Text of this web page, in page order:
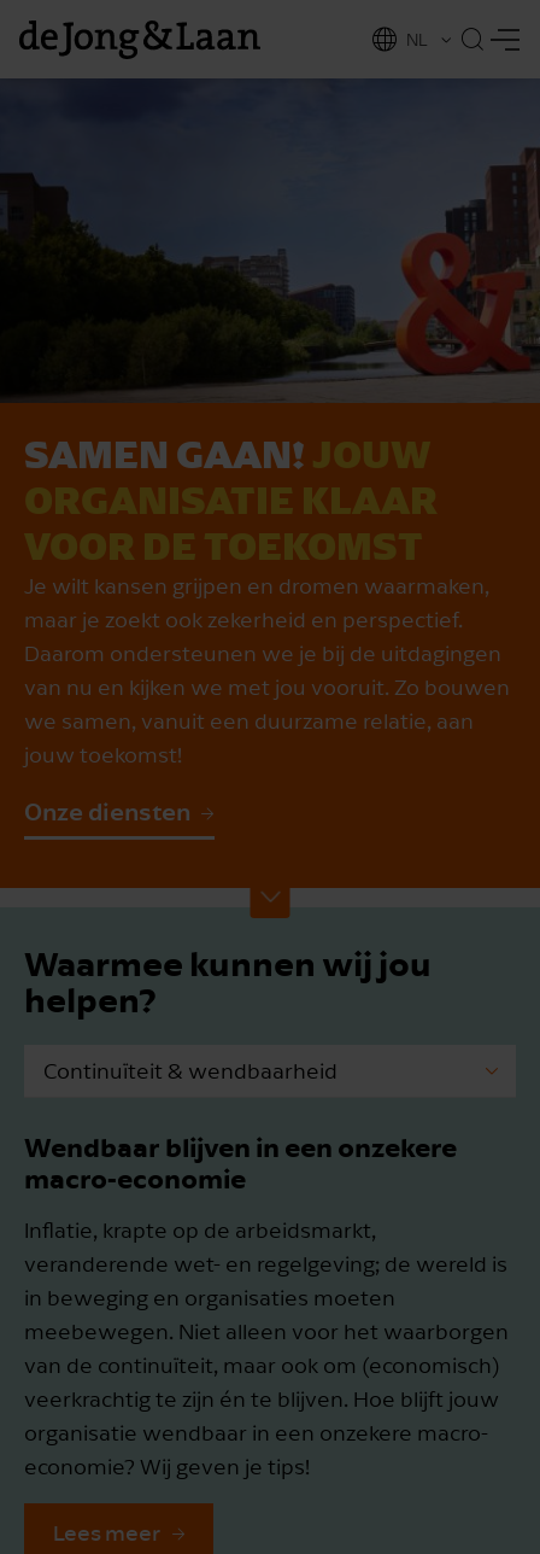
EN
NL
SAMEN GAAN! JOUW
ORGANISATIE KLAAR
VOOR DE TOEKOMST
Je wilt kansen grijpen en dromen waarmaken,
maar je zoekt ook zekerheid en perspectief.
Daarom ondersteunen we je bij de uitdagingen
van nu en kijken we met jou vooruit. Zo bouwen
we samen, vanuit een duurzame relatie, aan
jouw toekomst!
Onze diensten
Waarmee kunnen wij jou
helpen?
Continuïteit & wendbaarheid
Optimale fiscale positie
Goed werkgeverschap
Bedrijfsoverdracht
Wendbaar blijven in een onzekere
macro-economie
Inflatie, krapte op de arbeidsmarkt,
veranderende wet- en regelgeving; de wereld is
in beweging en organisaties moeten
meebewegen. Niet alleen voor het waarborgen
van de continuïteit, maar ook om (economisch)
veerkrachtig te zijn én te blijven. Hoe blijft jouw
organisatie wendbaar in een onzekere macro-
economie? Wij geven je tips!
Lees meer